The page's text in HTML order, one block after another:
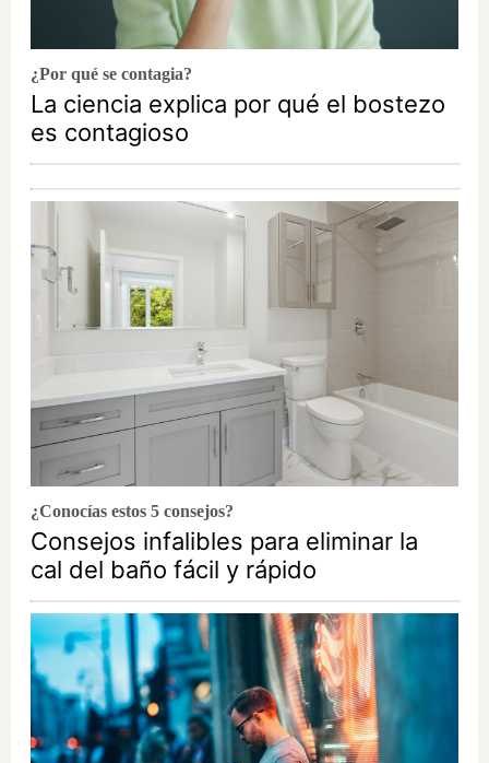
¿Por qué se contagia?
La ciencia explica por qué el bostezo
es contagioso
¿Conocías estos 5 consejos?
Consejos infalibles para eliminar la
cal del baño fácil y rápido